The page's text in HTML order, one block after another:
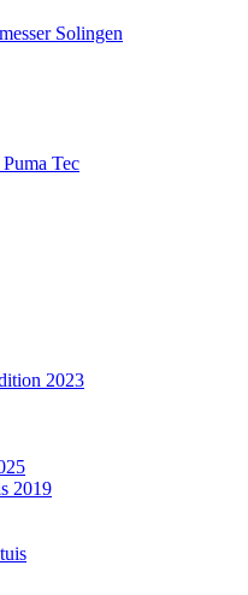
Solingen
Tec
2023
2019